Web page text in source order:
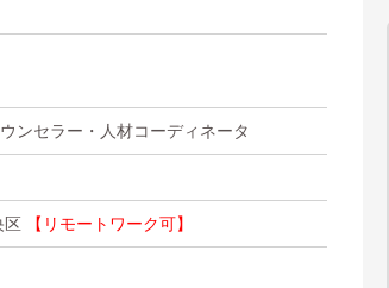
ンセラー・人材コーディネータ
区 【リモートワーク可】